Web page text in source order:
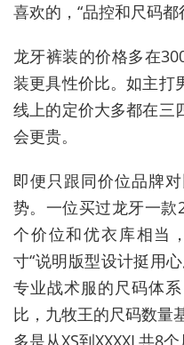
喜欢的，“品控和尺码都
龙牙裤装的价格多在
装更具性价比。如主打
线上的定价大多都在三
会更贵。
即便只跟同价位品牌
势。一位买过龙牙一
个价位和优衣库相当
寸“说明版型设计挺用心
专业战术服的尺码体
比，九牧王的尺码数量